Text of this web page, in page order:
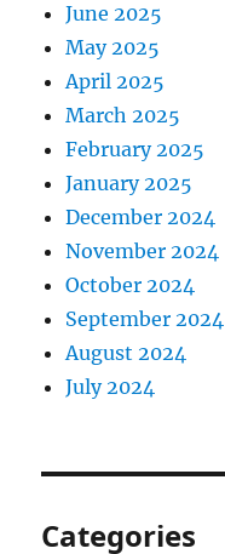
June 2025
May 2025
April 2025
March 2025
February 2025
January 2025
December 2024
November 2024
October 2024
September 2024
August 2024
July 2024
Categories